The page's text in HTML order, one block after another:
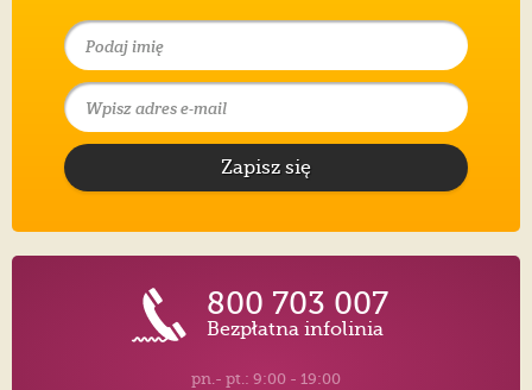
Zapisz się
800 703 007
Bezpłatna infolinia
pn.- pt.: 9:00 - 19:00